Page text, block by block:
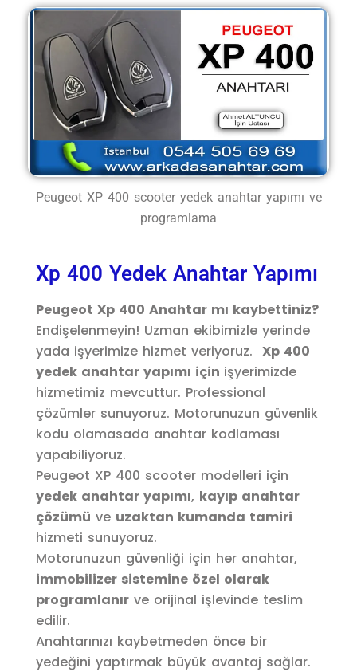
Peugeot XP 400 scooter yedek anahtar yapımı ve
programlama
Xp 400 Yedek Anahtar Yapımı
Peugeot Xp 400 Anahtar mı kaybettiniz?
Endişelenmeyin! Uzman ekibimizle yerinde
yada işyerimize hizmet veriyoruz. Xp 400
yedek anahtar yapımı için işyerimizde
hizmetimiz mevcuttur. Professional
çözümler sunuyoruz. Motorunuzun güvenlik
kodu olamasada anahtar kodlaması
yapabiliyoruz.
Peugeot XP 400 scooter modelleri için
yedek anahtar yapımı, kayıp anahtar
çözümü ve uzaktan kumanda tamiri
hizmeti sunuyoruz.
Motorunuzun güvenliği için her anahtar,
immobilizer sistemine özel olarak
programlanır ve orijinal işlevinde teslim
edilir.
Anahtarınızı kaybetmeden önce bir
yedeğini yaptırmak büyük avantaj sağlar.